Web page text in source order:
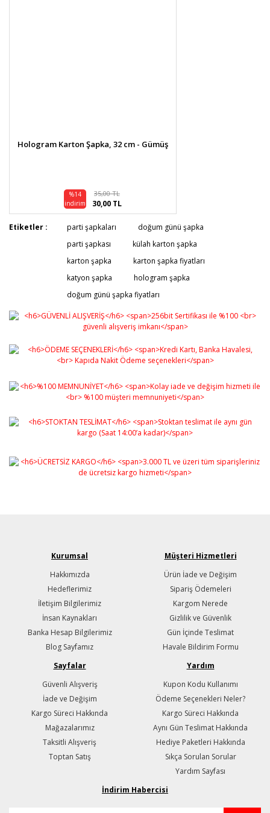
Hologram Karton Şapka, 32 cm - Gümüş
%14
indirim
35,00 TL
30,00 TL
Etiketler : parti şapkaları
doğum günü şapka
parti şapkası
külah karton şapka
karton şapka
karton şapka fiyatları
katyon şapka
hologram şapka
doğum günü şapka fiyatları
Kurumsal
Hakkımızda
Hedeflerimiz
İletişim Bilgilerimiz
İnsan Kaynakları
Banka Hesap Bilgilerimiz
Blog Sayfamız
Müşteri Hizmetleri
Ürün İade ve Değişim
Sipariş Ödemeleri
Kargom Nerede
Gizlilik ve Güvenlik
Gün İçinde Teslimat
Havale Bildirim Formu
Sayfalar
Güvenli Alışveriş
İade ve Değişim
Kargo Süreci Hakkında
Mağazalarımız
Taksitli Alışveriş
Toptan Satış
Yardım
Kupon Kodu Kullanımı
Ödeme Seçenekleri Neler?
Kargo Süreci Hakkında
Aynı Gün Teslimat Hakkında
Hediye Paketleri Hakkında
Sıkça Sorulan Sorular
Yardım Sayfası
İndirim Habercisi